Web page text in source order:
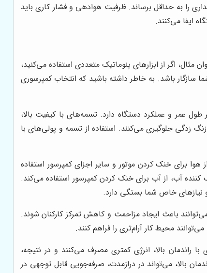
را به حداقل برساند. ظرفیت هوادهی و فشار کاری باید
ایفا می‌کنند.
اگر از ابزارهای پنوماتیک متعددی استفاده می‌کنید،
سازگار باشد. به خاطر داشته باشید که انتخاب کمپرسوری
عمر و عملکرد دستگاه دارد. تسمه‌های با کیفیت بالا،
زدگی جلوگیری می‌کنند. استفاده از تسمه و پولی‌های با
برای خنک کردن موتور و سایر اجزای کمپرسور استفاده
آب، از آب برای خنک کردن کمپرسور استفاده می‌کند.
نیازهای خاص شما بستگی دارد.
باعث ایجاد مزاحمت و کاهش تمرکز کارکنان شوند.
محیط کار آرام‌تری را فراهم کنند.
راندمان بالا، انرژی کمتری مصرف می‌کنند و در نتیجه،
بالا، می‌تواند در درازمدت، صرفه‌جویی قابل توجهی در